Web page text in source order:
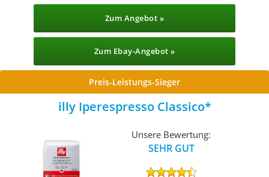
Zum Angebot »
Zum Ebay-Angebot »
Preis-Leistungs-Sieger
illy Iperespresso Classico
Unsere Bewertung:
SEHR GUT